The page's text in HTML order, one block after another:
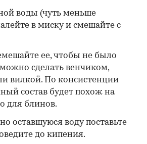
воды (чуть меньше
в миску и смешайте с
ее, чтобы не было
сделать венчиком,
вилкой. По консистенции
состав будет похож на
для блинов.
оставшуюся воду поставьте
до кипения.